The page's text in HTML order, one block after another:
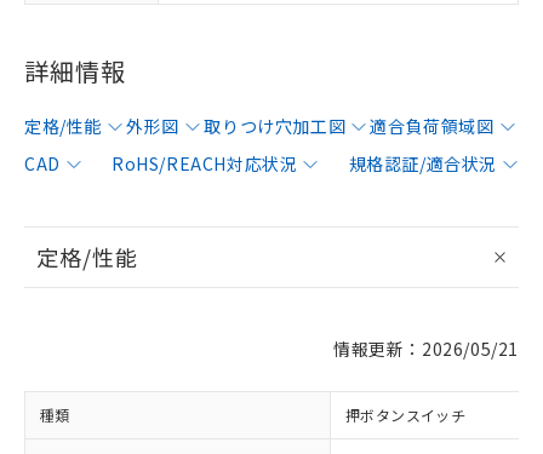
詳細情報
定格/性能 外形図 取りつけ穴加工図
適合負荷領域図
CAD
RoHS/REACH対応状況 規格認証/適合状況
定格/性能
情報更新：2026/05/21
種類 押ボタンスイッチ